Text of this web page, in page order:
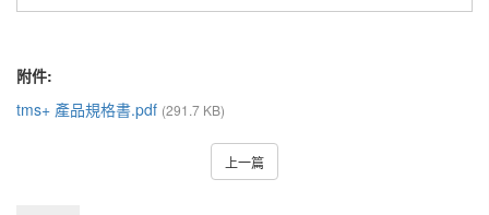
附件:
tms+ 產品規格書.pdf (291.7 KB)
上一篇